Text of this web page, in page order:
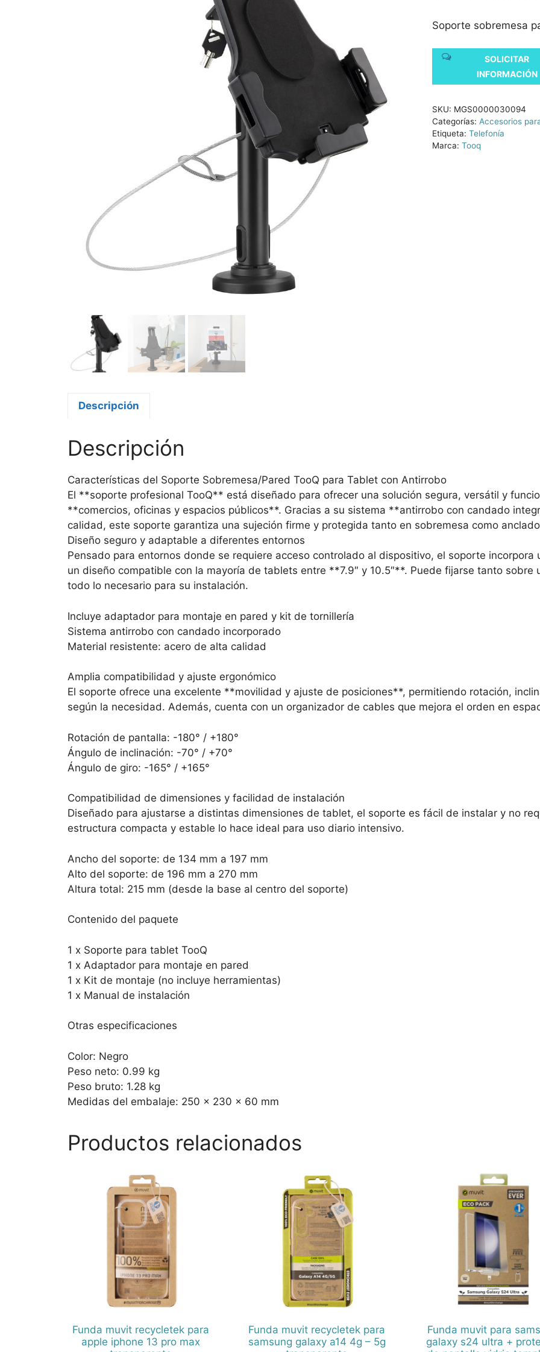
Soporte sobremesa
SOLICITAR
INFORMACIÓN
SKU: MGS0000030094
Categorías: Accesorios
Etiqueta: Telefonía
Marca: Tooq
Descripción
Descripción
Características del Soporte Sobremesa/Pared TooQ para Tablet con Antirrobo
El **soporte profesional TooQ** está diseñado para ofrecer una solución segura, versátil y
**comercios, oficinas y espacios públicos**. Gracias a su sistema **antirrobo con candado
calidad, este soporte garantiza una sujeción firme y protegida tanto en sobremesa como
Diseño seguro y adaptable a diferentes entornos
Pensado para entornos donde se requiere acceso controlado al dispositivo, el soporte
un diseño compatible con la mayoría de tablets entre **7.9″ y 10.5″**. Puede fijarse tanto sobre
todo lo necesario para su instalación.
Incluye adaptador para montaje en pared y kit de tornillería
Sistema antirrobo con candado incorporado
Material resistente: acero de alta calidad
Amplia compatibilidad y ajuste ergonómico
El soporte ofrece una excelente **movilidad y ajuste de posiciones**, permitiendo rotación,
según la necesidad. Además, cuenta con un organizador de cables que mejora el orden en
Rotación de pantalla: -180° / +180°
Ángulo de inclinación: -70° / +70°
Ángulo de giro: -165° / +165°
Compatibilidad de dimensiones y facilidad de instalación
Diseñado para ajustarse a distintas dimensiones de tablet, el soporte es fácil de instalar y no
estructura compacta y estable lo hace ideal para uso diario intensivo.
Ancho del soporte: de 134 mm a 197 mm
Alto del soporte: de 196 mm a 270 mm
Altura total: 215 mm (desde la base al centro del soporte)
Contenido del paquete
1 x Soporte para tablet TooQ
1 x Adaptador para montaje en pared
1 x Kit de montaje (no incluye herramientas)
1 x Manual de instalación
Otras especificaciones
Color: Negro
Peso neto: 0.99 kg
Peso bruto: 1.28 kg
Medidas del embalaje: 250 x 230 x 60 mm
Productos relacionados
Funda muvit recycletek para
apple iphone 13 pro max
Funda muvit recycletek para
samsung galaxy a14 4g – 5g
Funda muvit para
galaxy s24 ultra +